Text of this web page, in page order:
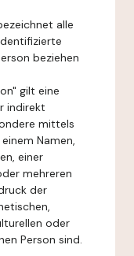
alle
beziehen
gilt eine
indirekt
mittels
Namen,
einer
mehreren
der
oder
Person sind.